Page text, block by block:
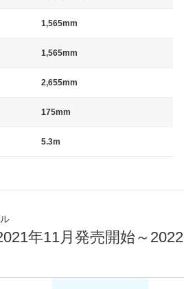
1,565mm
1,565mm
2,655mm
175mm
5.3m
年11月発売開始～2022